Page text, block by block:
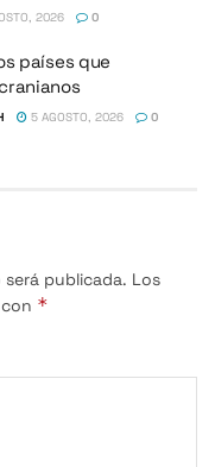
2026 0
países que
5 AGOSTO, 2026 0
publicada. Los
*